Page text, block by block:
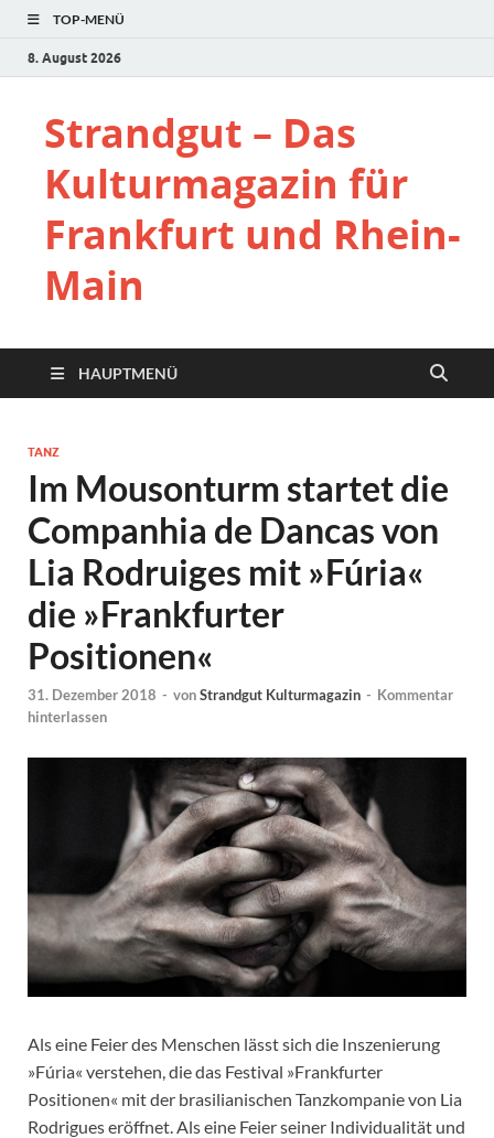
TOP-MENÜ
8. August 2026
Strandgut – Das
Kulturmagazin für
Frankfurt und Rhein-
Main
HAUPTMENÜ
TANZ
Im Mousonturm startet die
Companhia de Dancas von
Lia Rodruiges mit »Fúria«
die »Frankfurter
Positionen«
31. Dezember 2018 - vonStrandgut Kulturmagazin - Kommentar
hinterlassen
Als eine Feier des Menschen lässt sich die Inszenierung
»Fúria« verstehen, die das Festival »Frankfurter
Positionen« mit der brasilianischen Tanzkompanie von Lia
Rodrigues eröffnet. Als eine Feier seiner Individualität und